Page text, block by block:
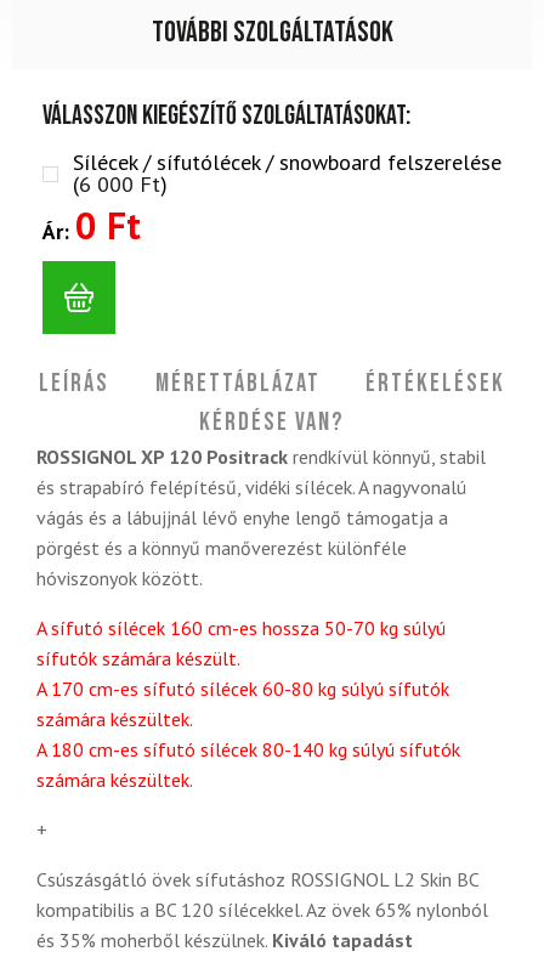
További szolgáltatások
Válasszon kiegészítő szolgáltatásokat:
Sílécek / sífutólécek / snowboard felszerelése
(6 000 Ft)
Ár: 0 Ft
Leírás Mérettáblázat
Értékelések
Kérdése van?
ROSSIGNOL XP 120 Positrack rendkívül könnyű, stabil
és strapabíró felépítésű, vidéki sílécek. A nagyvonalú
vágás és a lábujjnál lévő enyhe lengő támogatja a
pörgést és a könnyű manőverezést különféle
hóviszonyok között.
A sífutó sílécek 160 cm-es hossza 50-70 kg súlyú
sífutók számára készült.
A 170 cm-es sífutó sílécek 60-80 kg súlyú sífutók
számára készültek.
A 180 cm-es sífutó sílécek 80-140 kg súlyú sífutók
számára készültek.
+
Csúszásgátló övek sífutáshoz ROSSIGNOL L2 Skin BC
kompatibilis a BC 120 sílécekkel. Az övek 65% nylonból
és 35% moherből készülnek. Kiváló tapadást